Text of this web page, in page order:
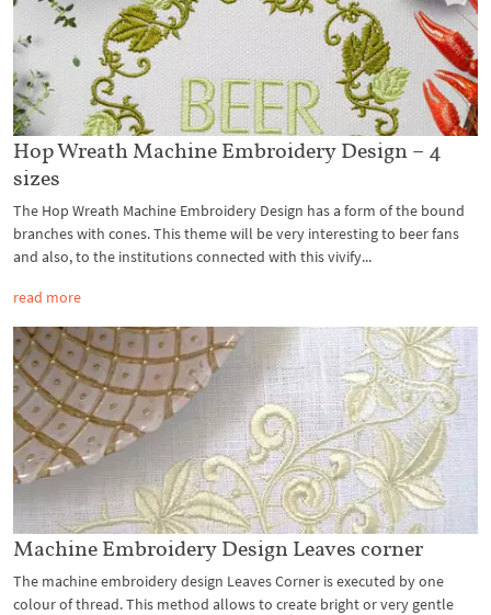
Hop Wreath Machine Embroidery Design – 4
sizes
The Hop Wreath Machine Embroidery Design has a form of the bound
branches with cones. This theme will be very interesting to beer fans
and also, to the institutions connected with this vivify...
read more
Machine Embroidery Design Leaves corner
The machine embroidery design Leaves Corner is executed by one
colour of thread. This method allows to create bright or very gentle